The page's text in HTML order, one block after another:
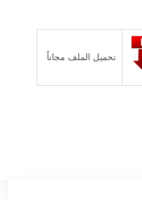
تحميل الملف مجاناً